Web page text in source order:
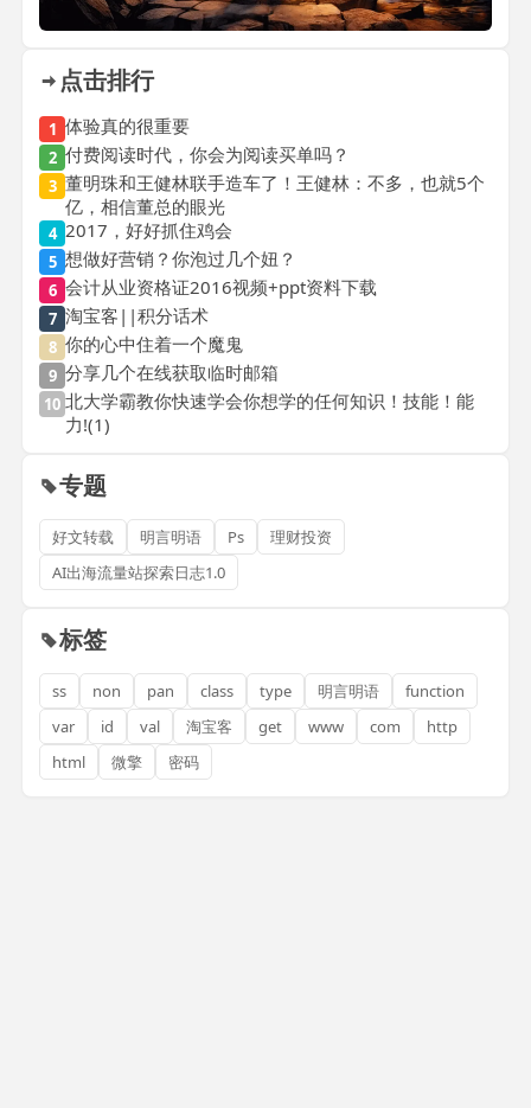
点击排行
1 体验真的很重要
2 付费阅读时代，你会为阅读买单吗？
3 董明珠和王健林联手造车了！王健林：不多，也就5个
亿，相信董总的眼光
4 2017，好好抓住鸡会
5 想做好营销？你泡过几个妞？
6 会计从业资格证2016视频+ppt资料下载
7 淘宝客||积分话术
8 你的心中住着一个魔鬼
9 分享几个在线获取临时邮箱
10 北大学霸教你快速学会你想学的任何知识！技能！能
力!(1)
专题
好文转载 明言明语 Ps
理财投资
AI出海流量站探索日志1.0
标签
ss non pan class type 明言明语
function
var
id val 淘宝客 get www com
http
html
微擎 密码